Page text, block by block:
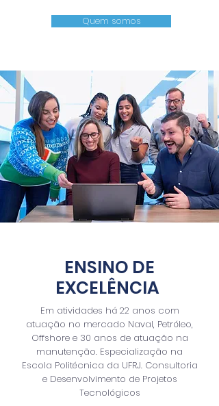
Quem somos
ENSINO DE
EXCELÊNCIA
Em atividades há 22 anos com
atuação no mercado Naval, Petróleo,
Offshore e 30 anos de atuação na
manutenção. Especialização na
Escola Politécnica da UFRJ. Consultoria
e Desenvolvimento de Projetos
Tecnológicos